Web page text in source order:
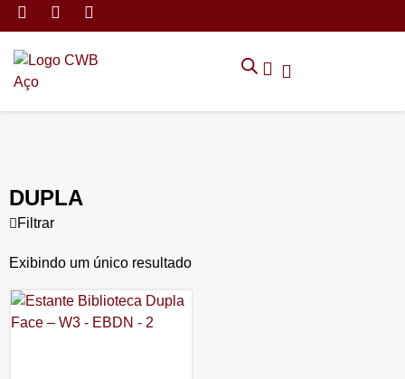
DUPLA
Filtrar
Exibindo um único resultado